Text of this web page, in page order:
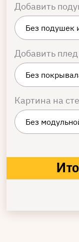
Добавить
Добавить
Картина на